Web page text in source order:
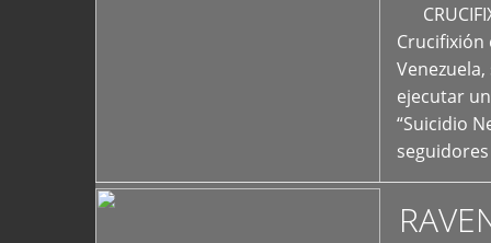
Crucifixión
ejecutar
“Suicidio